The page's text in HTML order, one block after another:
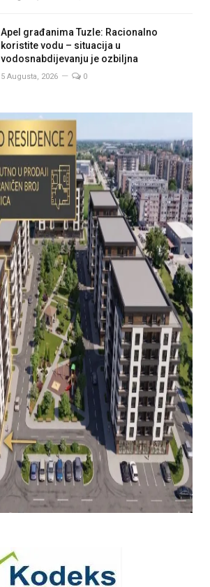
Apel građanima Tuzle: Racionalno
koristite vodu – situacija u
vodosnabdijevanju je ozbiljna
5 Augusta, 2026 0